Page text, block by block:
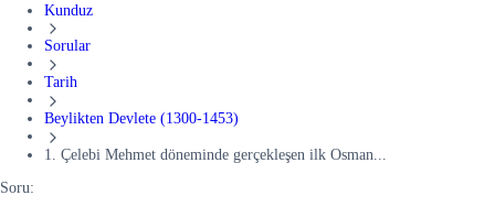
Kunduz
Sorular
Tarih
Beylikten Devlete (1300-1453)
1. Çelebi Mehmet döneminde gerçekleşen ilk Osman...
Soru: